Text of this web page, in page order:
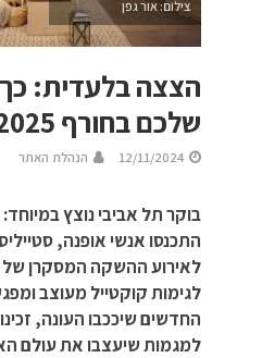
צילום: אור גפן
הצצה בלעדית:
שלכם בחורף 2025
12/11/2024 הנהלת האתר
התכנסו אנשי אופנה,
לאירוע ההשקה המסקרן של
לגימות קוקטייל מעוצב
החדשים שיככבו העונה,
למגמות שיעצבו את עולם